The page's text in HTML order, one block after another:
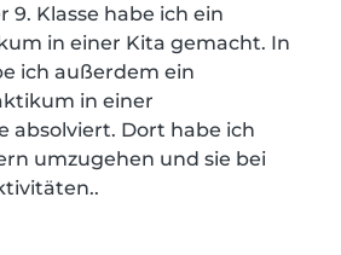
9. Klasse habe ich ein
in einer Kita gemacht. In
ich außerdem ein
in einer
absolviert. Dort habe ich
umzugehen und sie bei